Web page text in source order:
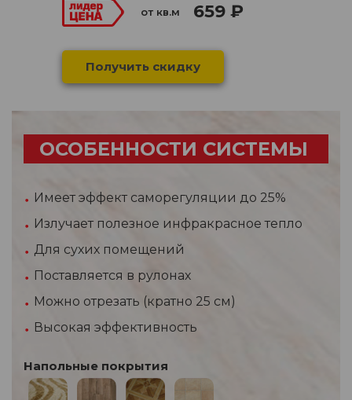
от кв.м 659 ₽
Получить скидку
ОСОБЕННОСТИ СИСТЕМЫ
Имеет эффект саморегуляции до 25%
Излучает полезное инфракрасное тепло
Для сухих помещений
Поставляется в рулонах
Можно отрезать (кратно 25 см)
Высокая эффективность
Напольные покрытия